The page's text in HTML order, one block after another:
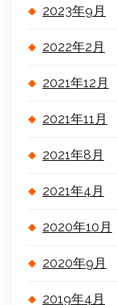
2023年9月
2022年2月
2021年12月
2021年11月
2021年8月
2021年4月
2020年10月
2020年9月
2019年4月